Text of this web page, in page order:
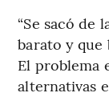
“Se sacó de
barato y que
El problema
alternativas